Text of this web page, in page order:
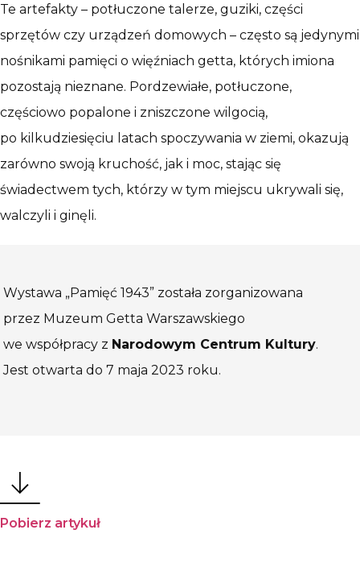
Te artefakty – potłuczone talerze, guziki, części
sprzętów czy urządzeń domowych – często są jedynymi
nośnikami pamięci o więźniach getta, których imiona
pozostają nieznane. Pordzewiałe, potłuczone,
częściowo popalone i zniszczone wilgocią,
po kilkudziesięciu latach spoczywania w ziemi, okazują
zarówno swoją kruchość, jak i moc, stając się
świadectwem tych, którzy w tym miejscu ukrywali się,
walczyli i ginęli.
Wystawa „Pamięć 1943” została zorganizowana
przez Muzeum Getta Warszawskiego
we współpracy z Narodowym Centrum Kultury.
Jest otwarta do 7 maja 2023 roku.
Pobierz artykuł